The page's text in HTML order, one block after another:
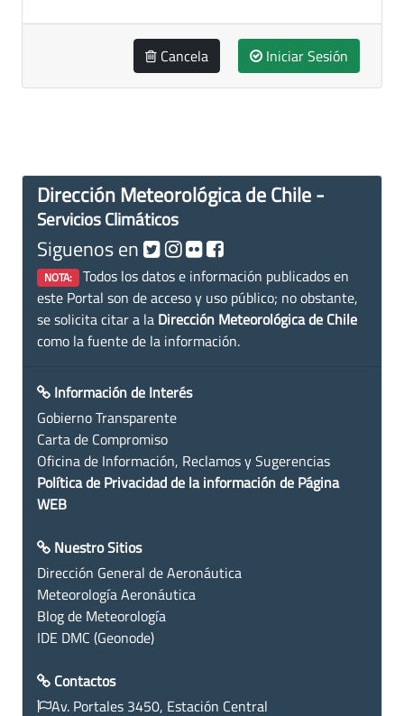
Cancela Iniciar Sesión
Dirección Meteorológica de Chile -
Servicios Climáticos
Siguenos en
NOTA: Todos los datos e información publicados en
este Portal son de acceso y uso público; no obstante,
se solicita citar a la Dirección Meteorológica de Chile
como la fuente de la información.
Información de Interés
Gobierno Transparente
Carta de Compromiso
Oficina de Información, Reclamos y Sugerencias
Política de Privacidad de la información de Página
WEB
Nuestro Sitios
Dirección General de Aeronáutica
Meteorología Aeronáutica
Blog de Meteorología
IDE DMC (Geonode)
Contactos
Av. Portales 3450, Estación Central